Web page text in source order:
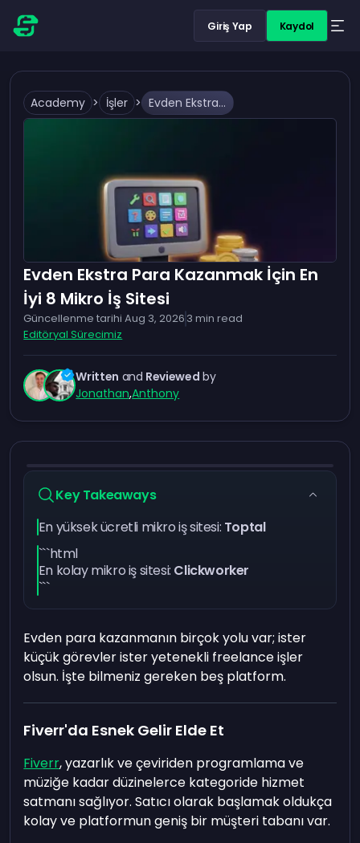
Giriş Yap Kaydol
Academy > İşler > Evden Ekstra Para Kazanmak İçin En İyi 8 Mikro İş Sitesi
Evden Ekstra Para Kazanmak İçin En
İyi 8 Mikro İş Sitesi
Güncellenme tarihi Aug 3, 2026 3 min read
Editöryal Sürecimiz
Written and Reviewed by
Jonathan,Anthony
Key Takeaways
En yüksek ücretli mikro iş sitesi: Toptal
```html
En kolay mikro iş sitesi: Clickworker
```
Evden para kazanmanın birçok yolu var; ister
küçük görevler ister yetenekli freelance işler
olsun. İşte bilmeniz gereken beş platform.
Fiverr'da Esnek Gelir Elde Et
Fiverr, yazarlık ve çeviriden programlama ve
müziğe kadar düzinelerce kategoride hizmet
satmanı sağlıyor. Satıcı olarak başlamak oldukça
kolay ve platformun geniş bir müşteri tabanı var.